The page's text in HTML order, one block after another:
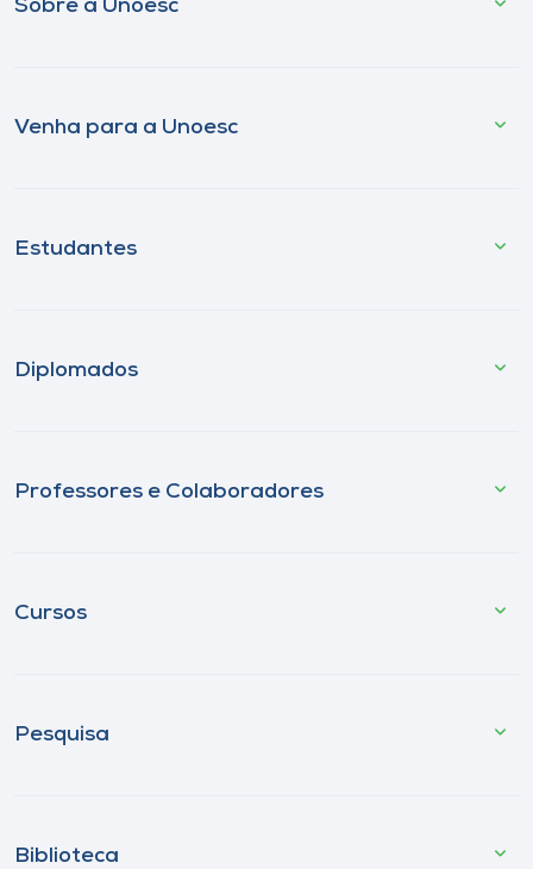
Sobre a Unoesc
Venha para a Unoesc
Estudantes
Diplomados
Professores e Colaboradores
Cursos
Pesquisa
Biblioteca